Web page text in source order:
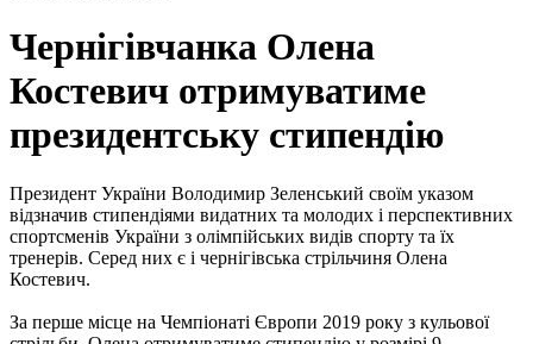
Чернігівчанка Олена
Костевич отримуватиме
президентську стипендію
Президент України Володимир Зеленський своїм указом
відзначив стипендіями видатних та молодих і перспективних
спортсменів України з олімпійських видів спорту та їх
тренерів. Серед них є і чернігівська стрільчиня Олена
Костевич.
За перше місце на Чемпіонаті Європи 2019 року з кульової